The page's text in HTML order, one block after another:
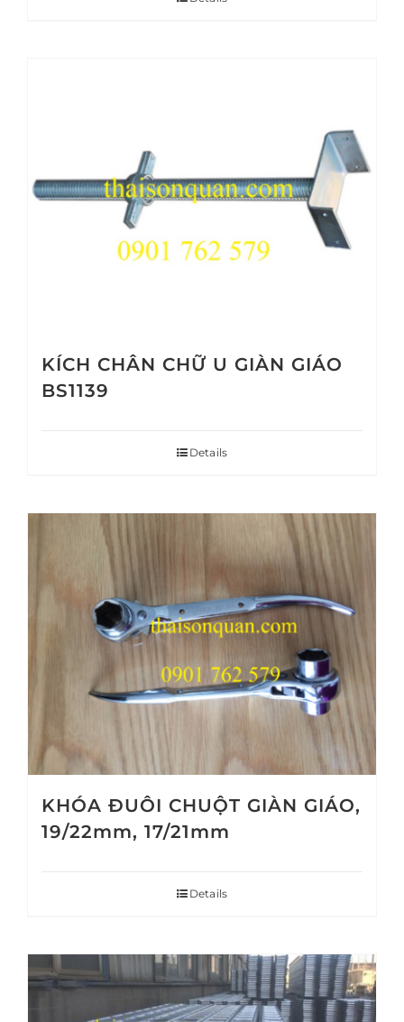
KÍCH CHÂN CHỮ U GIÀN GIÁO
BS1139
Details
KHÓA ĐUÔI CHUỘT GIÀN GIÁO,
19/22mm, 17/21mm
Details